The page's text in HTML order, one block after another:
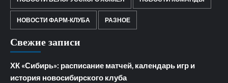
НОВОСТИ ФАРМ-КЛУБА РАЗНОЕ
Свежие записи
ХК «Сибирь»: расписание матчей, календарь игр и
история новосибирского клуба